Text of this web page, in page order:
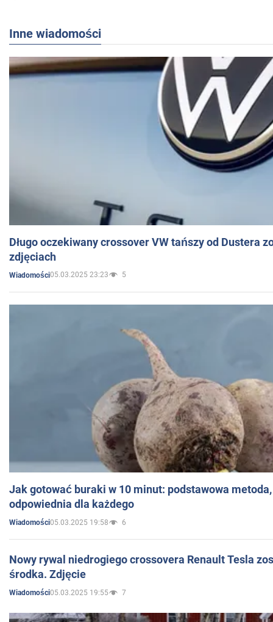
Inne wiadomości
Długo oczekiwany crossover VW tańszy od Dustera
zdjęciach
Wiadomości05.03.2025 23:23 5
Jak gotować buraki w 10 minut: podstawowa
odpowiednia dla każdego
Wiadomości05.03.2025 19:58 6
Nowy rywal niedrogiego crossovera Renault Tesla
środka. Zdjęcie
Wiadomości05.03.2025 19:55 7